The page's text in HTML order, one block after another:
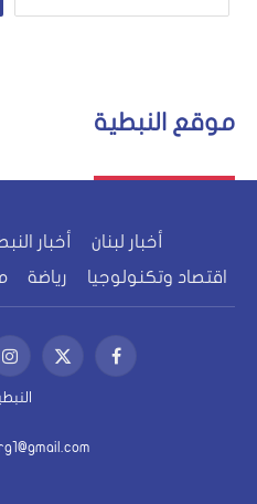
موقع النبطية
أخبار لبنان أخبار
اقتصاد وتكنولوجيا
رياضة
فيسبوكX
(Twitter)